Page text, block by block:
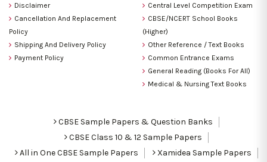
Disclaimer
Cancellation And Replacement
Policy
Shipping And Delivery Policy
Payment Policy
Central Level Competition Exam
CBSE/NCERT School Books
(Higher)
Other Reference / Text Books
Common Entrance Exams
General Reading (Books For All)
Medical & Nursing Text Books
CBSE Sample Papers & Question Banks
CBSE Class 10 & 12 Sample Papers
All in One CBSE Sample Papers
Xamidea Sample Papers